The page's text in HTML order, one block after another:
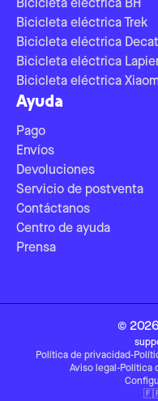
Bicicleta eléctrica BH
Bicicleta eléctrica Trek
Bicicleta eléctrica
Bicicleta eléctrica
Bicicleta eléctrica
Ayuda
Pago
Envíos
Devoluciones
Servicio de postventa
Contáctanos
Centro de ayuda
Prensa
© 2026
Política de privacidad-
Aviso legal -Política